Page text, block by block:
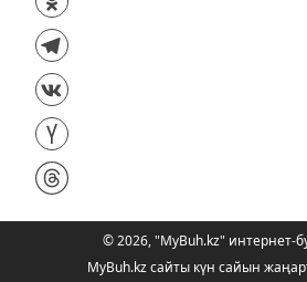
©2026,"MyBuh.kz" интернет-
MyBuh.kz сайты күн сайын